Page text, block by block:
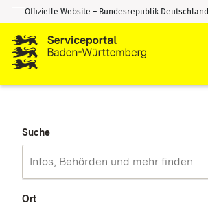
Zum Inhalt springen
Zur Suche springen
Offizielle Website – Bundesrepublik Deutschland
Suche
Ort